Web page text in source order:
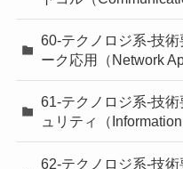
60-テクノロジ系-技
ーク応用（Network
61-テクノロジ系-技
ュリティ（Information
62-テクノロジ系-技